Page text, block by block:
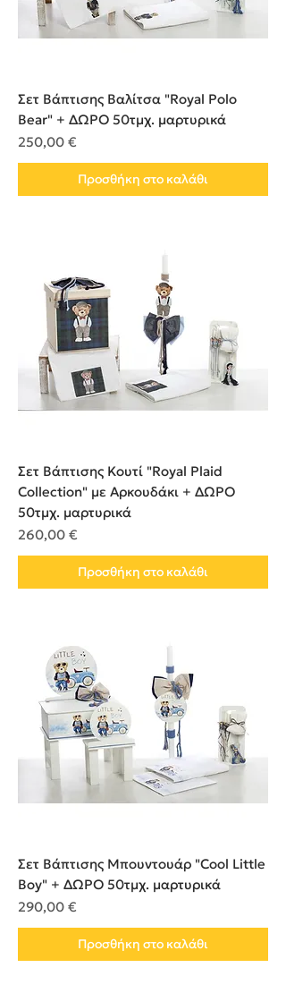
Σετ Βάπτισης Βαλίτσα "Royal Polo
Bear" + ΔΩΡΟ 50τμχ. μαρτυρικά
Τιμή
250,00 €
Προσθήκη στο καλάθι
Σετ Βάπτισης Κουτί "Royal Plaid
Collection" με Αρκουδάκι + ΔΩΡΟ
50τμχ. μαρτυρικά
Τιμή
260,00 €
Προσθήκη στο καλάθι
Σετ Βάπτισης Μπουντουάρ "Cool Little
Boy" + ΔΩΡΟ 50τμχ. μαρτυρικά
Τιμή
290,00 €
Προσθήκη στο καλάθι